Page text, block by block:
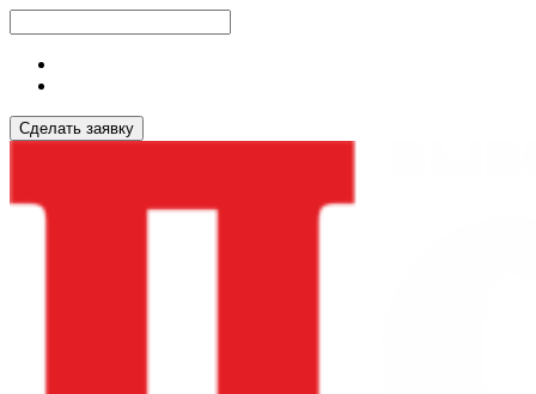
Сделать заявку